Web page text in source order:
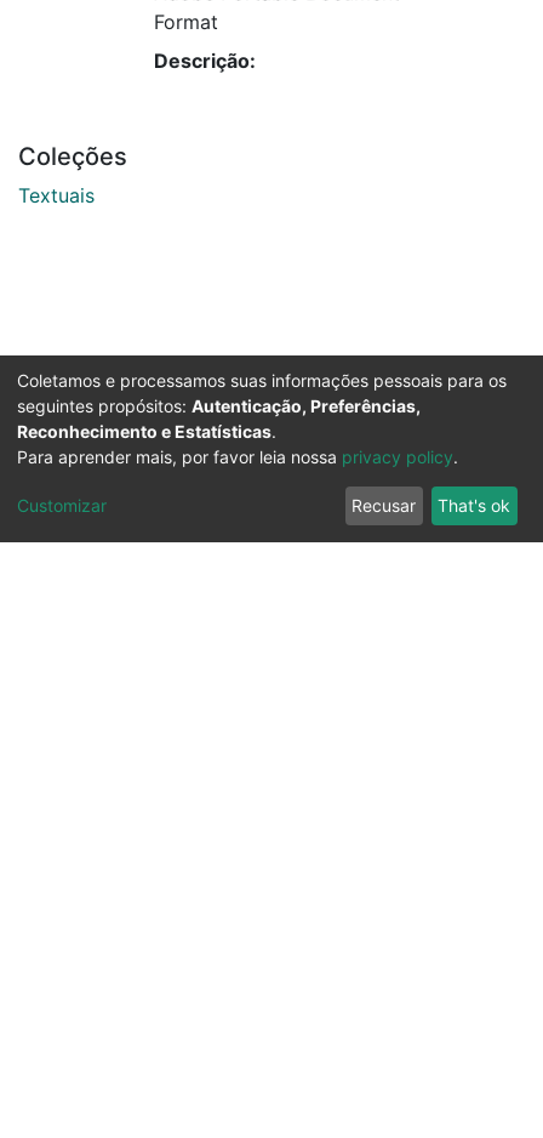
Format
Descrição:
Coleções
Textuais
Coletamos e processamos suas informações pessoais para os
seguintes propósitos: Autenticação, Preferências,
Reconhecimento e Estatísticas.
Para aprender mais, por favor leia nossa privacy policy.
Customizar Recusar That's ok